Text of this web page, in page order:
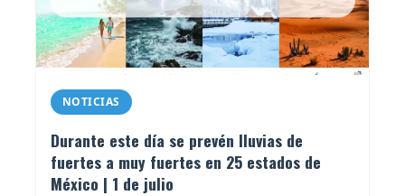
NOTICIAS
Durante este día se prevén lluvias de
fuertes a muy fuertes en 25 estados de
México | 1 de julio